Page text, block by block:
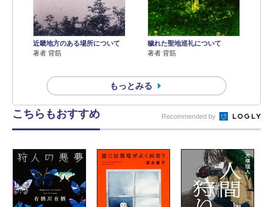
近畿地方のある場所について
著者 背筋
穢れた聖地巡礼について
著者 背筋
もっとみる
こちらもおすすめ Recommended by